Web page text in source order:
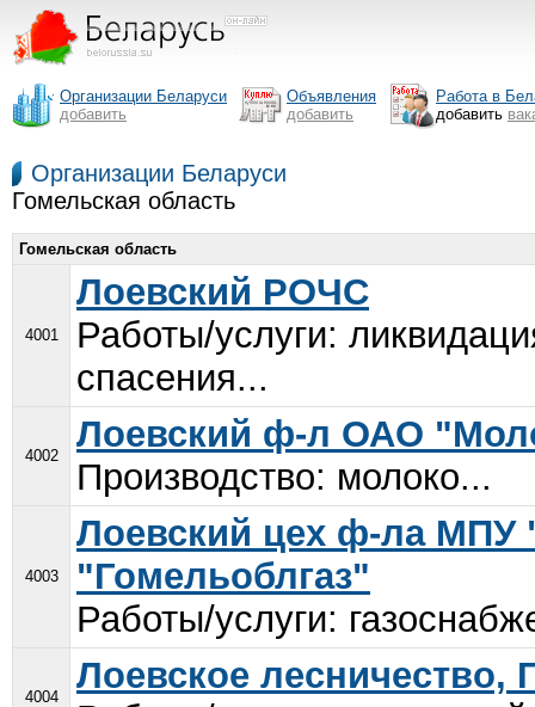
Организации Беларуси
добавить
Объявления
добавить
Работа в
добавить
Организации Беларуси
Гомельская область
Гомельская область
4001
Лоевский РОЧС
Работы/услуги:
спасения...
4002
Лоевский ф-л ОАО
Производство: молоко...
4003
Лоевский цех ф-ла МПУ
"Гомельоблгаз"
Работы/услуги:
4004
Лоевское лесничество,